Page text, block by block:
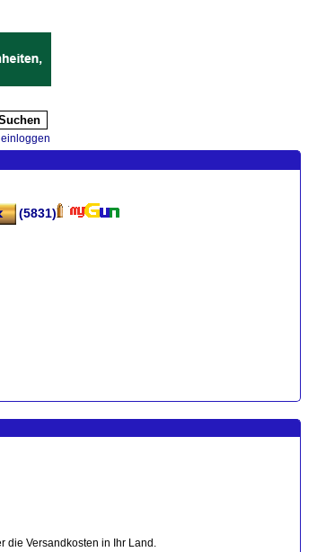
einloggen
(5831)
die Versandkosten in Ihr Land.